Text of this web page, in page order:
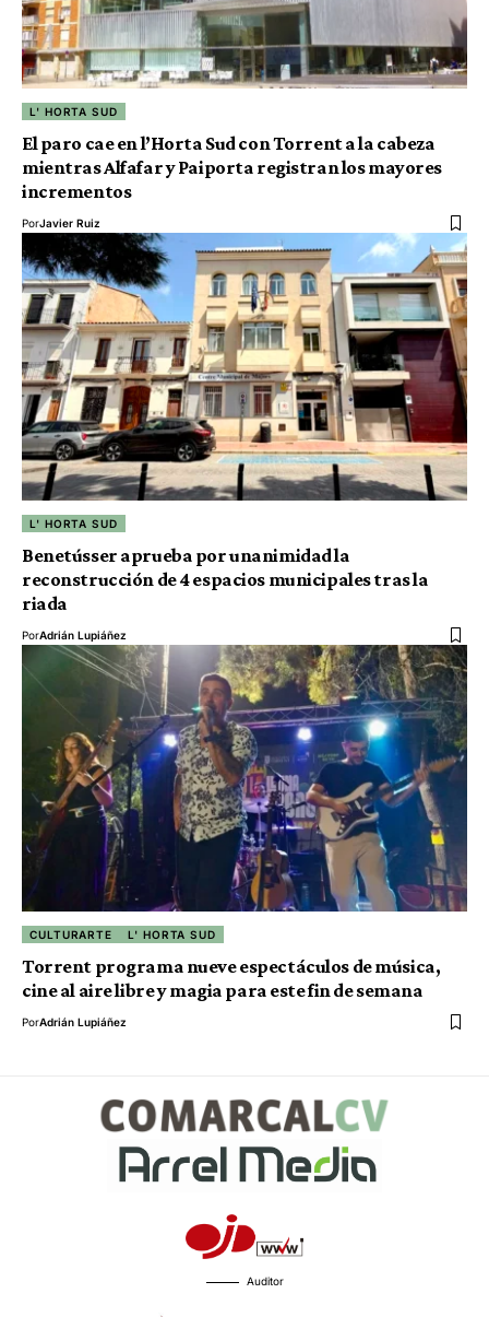
L' HORTA SUD
El paro cae en l’Horta Sud con Torrent a la cabeza
mientras Alfafar y Paiporta registran los mayores
incrementos
PorJavier Ruiz
L' HORTA SUD
Benetússer aprueba por unanimidad la
reconstrucción de 4 espacios municipales tras la
riada
PorAdrián Lupiáñez
CULTURARTE L' HORTA SUD
Torrent programa nueve espectáculos de música,
cine al aire libre y magia para este fin de semana
PorAdrián Lupiáñez
Auditor